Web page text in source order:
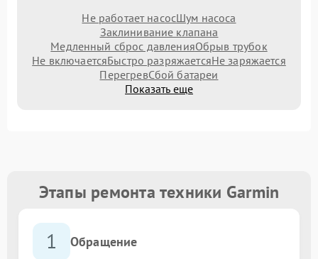
Не работает насосШум насоса
Заклинивание клапана
Медленный сброс давленияОбрыв трубок
Не включаетсяБыстро разряжаетсяНе заряжается
ПерегревСбой батареи
Показать еще
Этапы ремонта техники Garmin
1 Обращение